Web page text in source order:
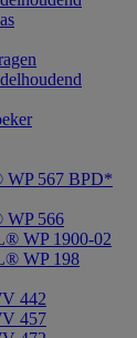
567 BPD*
566
WP 1900-02
WP 198
442
457